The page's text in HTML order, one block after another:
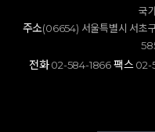
국
주소(06654) 서울특별시 서초
전화 02-584-1866팩스02-